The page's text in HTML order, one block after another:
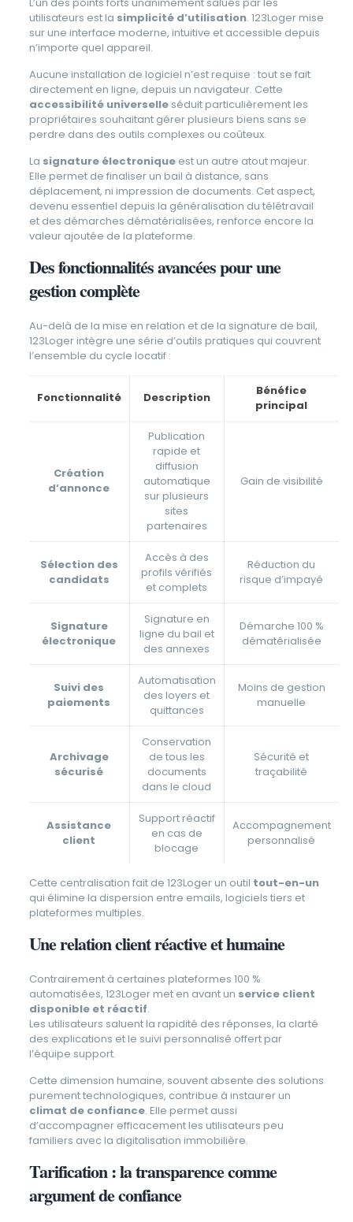
utilisateurs est la simplicité d’utilisation. 123Loger mise
sur une interface moderne, intuitive et accessible depuis
n’importe quel appareil.
Aucune installation de logiciel n’est requise : tout se fait
directement en ligne, depuis un navigateur. Cette
accessibilité universelleséduit particulièrement les
propriétaires souhaitant gérer plusieurs biens sans se
perdre dans des outils complexes ou coûteux.
La signature électroniqueest un autre atout majeur.
Elle permet de finaliser un bail à distance, sans
déplacement, ni impression de documents. Cet aspect,
devenu essentiel depuis la généralisation du télétravail
et des démarches dématérialisées, renforce encore la
valeur ajoutée de la plateforme.
Des fonctionnalités avancées pour une
gestion complète
Au-delà de la mise en relation et de la signature de bail,
123Loger intègre une série d’outils pratiques qui couvrent
l’ensemble du cycle locatif :
Fonctionnalité Description
Bénéfice
principal
Création
d’annonce
Publication
rapide et
diffusion
automatique
sur plusieurs
sites
partenaires
Gain de visibilité
Sélection des
candidats
Accès à des
profils vérifiés
et complets
Réduction du
risque d’impayé
Signature
électronique
Signature en
ligne du bail et
des annexes
Démarche 100 %
dématérialisée
Suivi des
paiements
Automatisation
des loyers et
quittances
Moins de gestion
manuelle
Archivage
sécurisé
Conservation
de tous les
documents
dans le cloud
Sécurité et
traçabilité
Assistance
client
Support réactif
en cas de
blocage
Accompagnement
personnalisé
Cette centralisation fait de 123Loger un outil tout-en-un
qui élimine la dispersion entre emails, logiciels tiers et
plateformes multiples.
Une relation client réactive et humaine
Contrairement à certaines plateformes 100 %
automatisées, 123Loger met en avant un service client
disponible et réactif.
Les utilisateurs saluent la rapidité des réponses, la clarté
des explications et le suivi personnalisé offert par
l’équipe support.
Cette dimension humaine, souvent absente des solutions
purement technologiques, contribue à instaurer un
climat de confiance. Elle permet aussi
d’accompagner efficacement les utilisateurs peu
familiers avec la digitalisation immobilière.
Tarification : la transparence comme
argument de confiance